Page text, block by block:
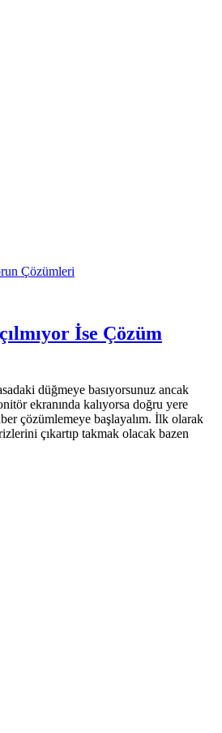
Çözümleri
İse Çözüm
düğmeye basıyorsunuz ancak
ekranında kalıyorsa doğru yere
çözümlemeye başlayalım. İlk olarak
çıkartıp takmak olacak bazen